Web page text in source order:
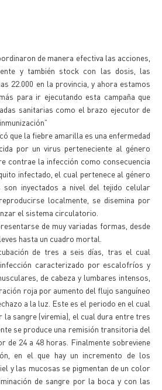
de manera efectiva las acciones,
y también stock con las dosis, las
22.000 en la provincia, y ahora estamos
para ir ejecutando esta campaña que
sanitarias como el brazo ejecutor de
que la fiebre amarilla es una enfermedad
por un virus perteneciente al género
contrae la infección como consecuencia
infectado, el cual pertenece al género
son inyectados a nivel del tejido celular
localmente, se disemina por
el sistema circulatorio.
de muy variadas formas, desde
hasta un cuadro mortal.
de tres a seis días, tras el cual
caracterizado por escalofríos y
de cabeza y lumbares intensos,
roja por aumento del flujo sanguíneo
a la luz. Este es el periodo en el cual
la sangre (viremia), el cual dura entre tres
se produce una remisión transitoria del
de 24 a 48 horas. Finalmente sobreviene
en el que hay un incremento de los
y las mucosas se pigmentan de un color
de sangre por la boca y con las